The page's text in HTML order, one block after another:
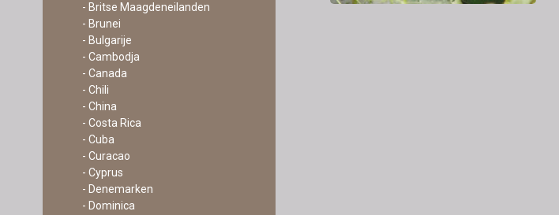
- Britse Maagdeneilanden
- Brunei
- Bulgarije
- Cambodja
- Canada
- Chili
- China
- Costa Rica
- Cuba
- Curacao
- Cyprus
- Denemarken
- Dominica